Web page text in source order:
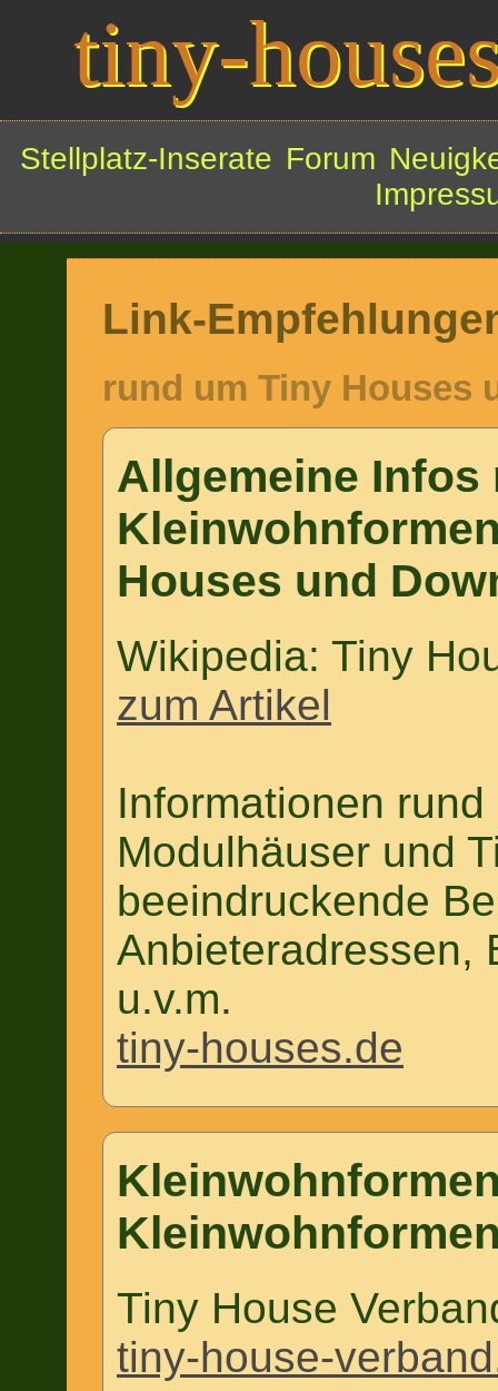
tiny-
Stellplatz-Inserate Forum
Link-
rund um Tiny Houses
Allgemeine Infos
Houses und
Wikipedia: Tiny
zum Artikel
Informationen
Modulhäuser und
beeindruckende
Anbieteradressen,
u.v.m.
tiny-houses.de
Tiny House
tiny-house-